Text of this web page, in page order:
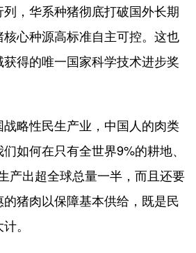
兴 银龄 溯源中国
游 能源 会展
娱乐 时尚 悦读
，华系种猪彻底打破国外长期
心种源高标准自主可控。这也
得的唯一国家科学技术进步奖
略性民生产业，中国人的肉类
如何在只有全世界9%的耕地、
产出超全球总量一半，而且还要
猪肉以保障基本供给，既是民
。